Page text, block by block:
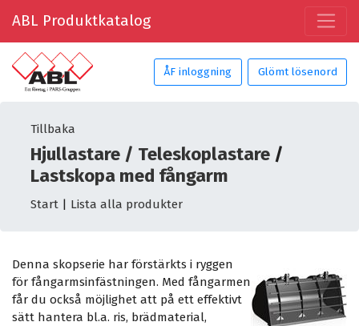
ABL Produktkatalog
ÅF inloggning Glömt lösenord
Tillbaka
Hjullastare / Teleskoplastare/
Lastskopa med fångarm
Start| Lista alla produkter
Denna skopserie har förstärkts i ryggen
för fångarmsinfästningen. Med fångarmen
får du också möjlighet att på ett effektivt
sätt hantera bl.a. ris, brädmaterial,